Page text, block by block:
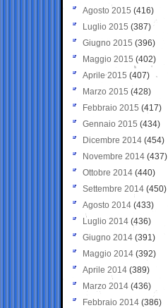
Agosto 2015 (416)
Luglio 2015 (387)
Giugno 2015 (396)
Maggio 2015 (402)
Aprile 2015 (407)
Marzo 2015 (428)
Febbraio 2015 (417)
Gennaio 2015 (434)
Dicembre 2014 (454)
Novembre 2014 (437)
Ottobre 2014 (440)
Settembre 2014 (450)
Agosto 2014 (433)
Luglio 2014 (436)
Giugno 2014 (391)
Maggio 2014 (392)
Aprile 2014 (389)
Marzo 2014 (436)
Febbraio 2014 (386)